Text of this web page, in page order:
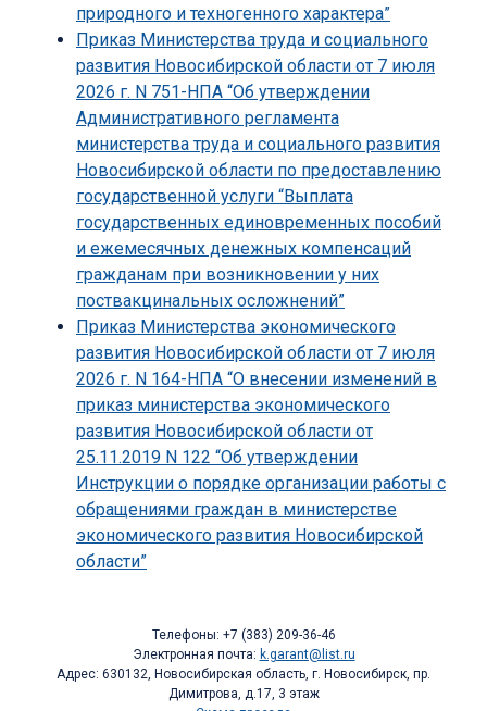
природного и техногенного характера”
Приказ Министерства труда и социального
развития Новосибирской области от 7 июля
2026 г. N 751-НПА “Об утверждении
Административного регламента
министерства труда и социального развития
Новосибирской области по предоставлению
государственной услуги “Выплата
государственных единовременных пособий
и ежемесячных денежных компенсаций
гражданам при возникновении у них
поствакцинальных осложнений”
Приказ Министерства экономического
развития Новосибирской области от 7 июля
2026 г. N 164-НПА “О внесении изменений в
приказ министерства экономического
развития Новосибирской области от
25.11.2019 N 122 “Об утверждении
Инструкции о порядке организации работы с
обращениями граждан в министерстве
экономического развития Новосибирской
области”
Телефоны: +7 (383) 209-36-46
Электронная почта: k.garant@list.ru
Адрес: 630132, Новосибирская область, г. Новосибирск, пр.
Димитрова, д.17, 3 этаж